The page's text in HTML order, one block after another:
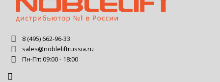
8 (495) 662-96-33
sales@nobleliftrussia.ru
Пн-Пт: 09:00 - 18:00